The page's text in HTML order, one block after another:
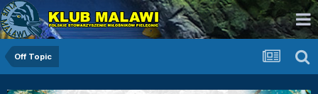
Off Topic